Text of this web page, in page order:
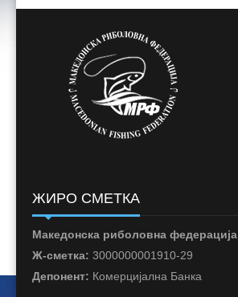
ЖИРО СМЕТКА
Македонска риболовна федерација
Ж-сметка: 3000000001910-29
Депонент: Комерцијална Банка